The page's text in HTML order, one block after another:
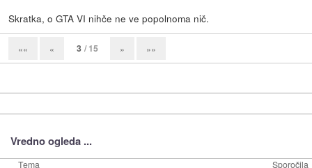
Skratka, o GTA VI nihče ne ve popolnoma nič.
«« « 3 / 15 » »»
Vredno ogleda ...
Tema Sporočila